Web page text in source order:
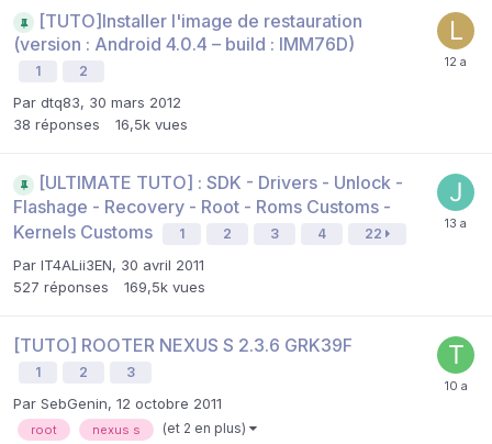
[TUTO]Installer l'image de restauration
(version : Android 4.0.4 – build : IMM76D)
1 2
Par dtq83, 30 mars 2012
38 réponses 16,5k vues
[ULTIMATE TUTO] : SDK - Drivers - Unlock -
Flashage - Recovery - Root - Roms Customs -
Kernels Customs
1 2 3 4 22
Par IT4ALii3EN, 30 avril 2011
527 réponses 169,5k vues
[TUTO] ROOTER NEXUS S 2.3.6 GRK39F
1 2 3
Par SebGenin, 12 octobre 2011
root nexus s (et 2 en plus)